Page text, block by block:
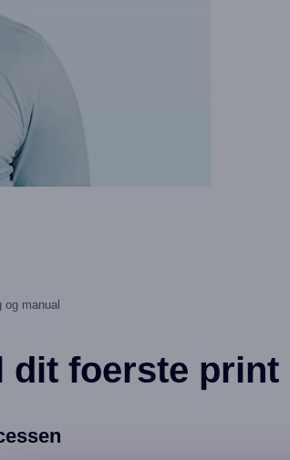
og manual
dit foerste print